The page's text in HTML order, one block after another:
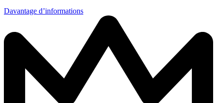
Davantage d’informations